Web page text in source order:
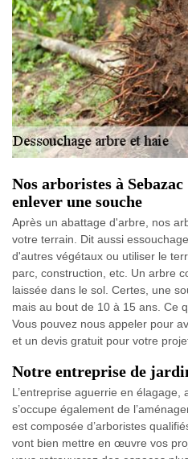
Nos arboristes à
enlever une souche
Après un abattage d'arbre, nos
votre terrain. Dit aussi
d'autres végétaux ou utiliser le
parc, construction, etc. Un arbre
laissée dans le sol. Certes, une
mais au bout de 10 à 15 ans. Ce
Vous pouvez nous appeler pour
et un devis gratuit pour votre
Notre entreprise de
L’entreprise aguerrie en élagage,
s’occupe également de
est composée d’arboristes
vont bien mettre en œuvre vos